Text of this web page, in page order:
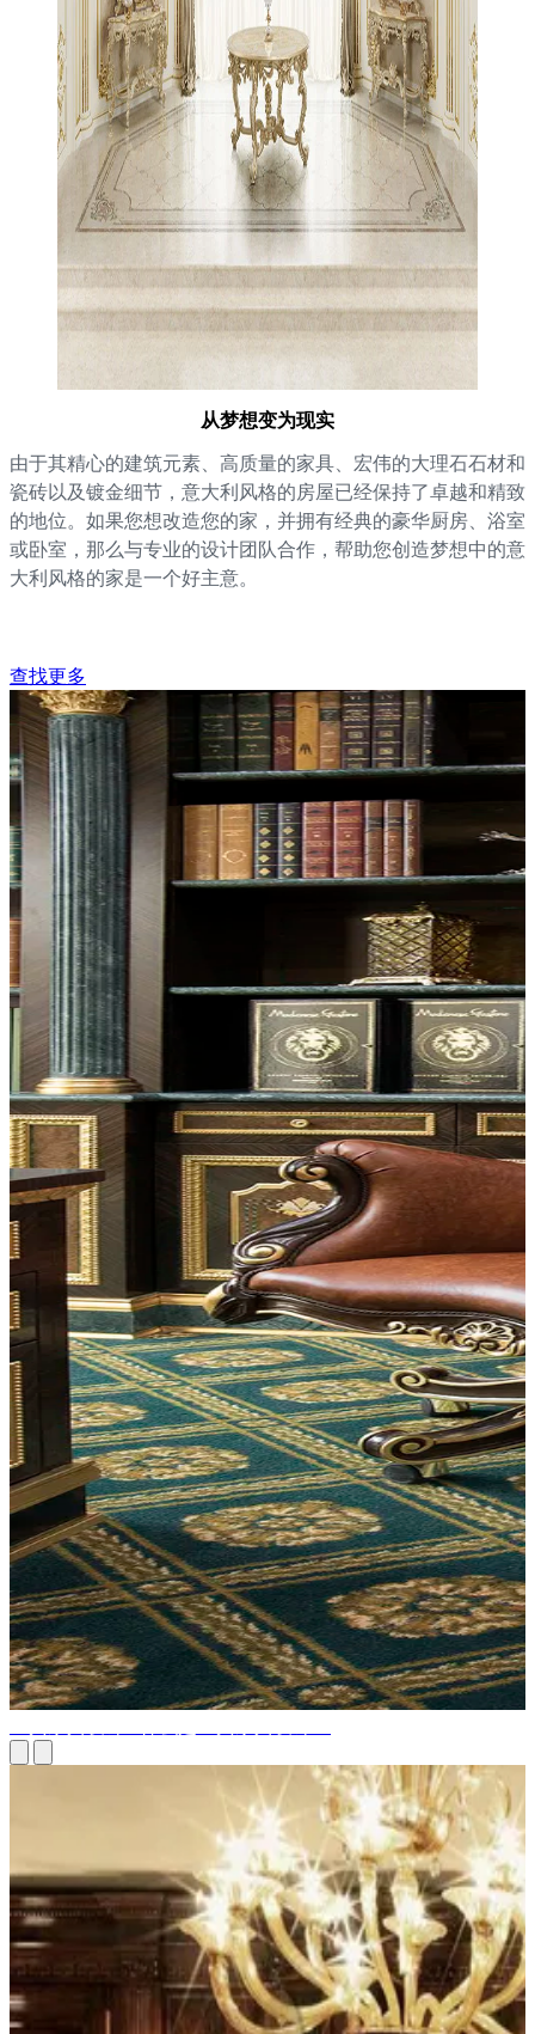
从梦想变为现实
由于其精心的建筑元素、高质量的家具、宏伟的大理石石材和
瓷砖以及镀金细节，意大利风格的房屋已经保持了卓越和精致
的地位。如果您想改造您的家，并拥有经典的豪华厨房、浴室
或卧室，那么与专业的设计团队合作，帮助您创造梦想中的意
大利风格的家是一个好主意。
查找更多